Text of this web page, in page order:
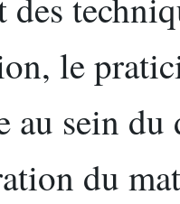
le
au sein
du